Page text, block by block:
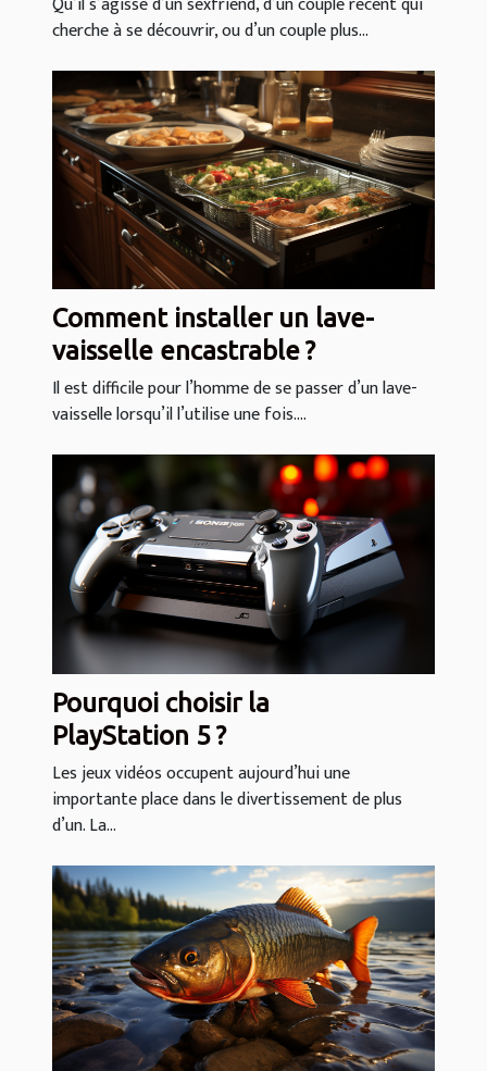
cherche à se découvrir, ou d’un couple plus...
Comment installer un lave-
vaisselle encastrable ?
Il est difficile pour l’homme de se passer d’un lave-
vaisselle lorsqu’il l’utilise une fois....
Pourquoi choisir la
PlayStation 5 ?
Les jeux vidéos occupent aujourd’hui une
importante place dans le divertissement de plus
d’un. La...